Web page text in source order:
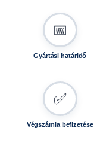
📅
Gyártási határidő
✅
Végszámla befizetése